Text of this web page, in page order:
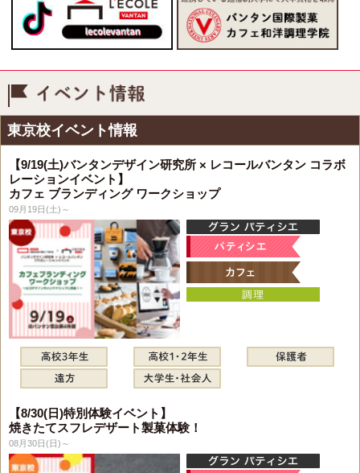
東京校イベント情報
【9/19(土)バンタンデザイン研究所 × レコールバンタン コラボ
レーションイベント】
カフェ ブランディング ワークショップ
09月19日(土)～
【8/30(日)特別体験イベント】
焼きたてスフレデザート製菓体験！
08月30日(日)～